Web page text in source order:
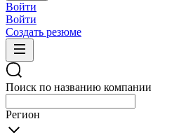
Войти
Войти
Создать резюме
Поиск по названию компании
Регион